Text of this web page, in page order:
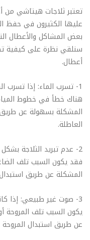
تعتبر ثلاجات هيتاشي من
عليها الكثيرون في حفظ
بعض المشاكل والأعطال
سنلقي نظرة على كيفية
أعطال.
1- تسرب الماء: إذا تسرب
هناك خطأ في خطوط
المشكلة بسهولة عن
العاطلة.
2- عدم تبريد الثلاجة
فقد يكون السبب تلف
المشكلة عن طريق
3- صوت غير طبيعي: إذا
يكون السبب تلف المروحة
عن طريق استبدال